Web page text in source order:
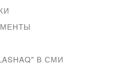
В СМИ